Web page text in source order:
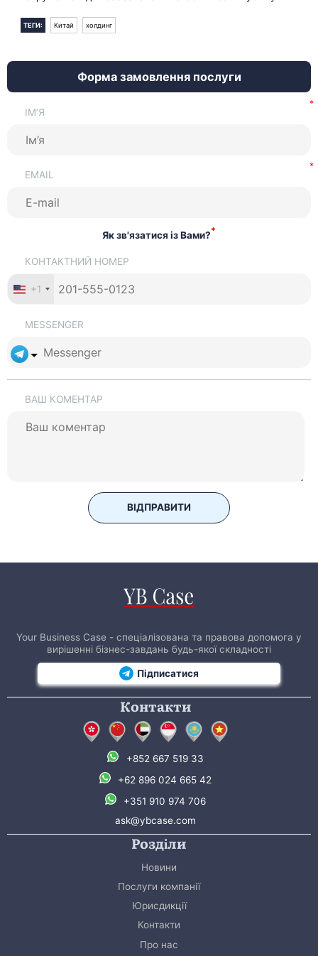
ТЕГИ: Китай холдинг
Форма замовлення послуги
ІМ’Я
EMAIL
Як зв'язатися із Вами?*
КОНТАКТНИЙ НОМЕР
+1
MESSENGER
ВАШ КОМЕНТАР
ВІДПРАВИТИ
Your Business Case - спеціалізована та правова допомога у
вирішенні бізнес-завдань будь-якої складності
Підписатися
Контакти
+852 667 519 33
+62 896 024 665 42
+351 910 974 706
ask@ybcase.com
Розділи
Новини
Послуги компанії
Юрисдикції
Контакти
Про нас